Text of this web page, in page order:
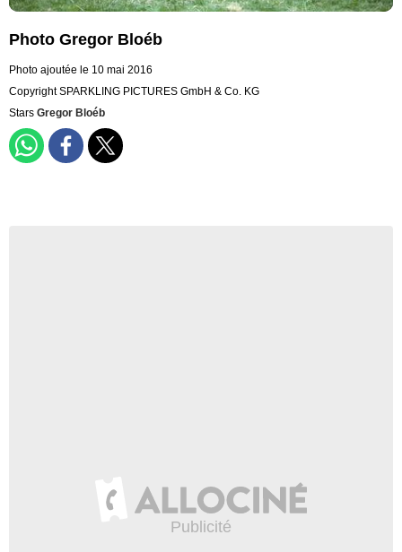
Photo Gregor Bloéb
Photo ajoutée le 10 mai 2016
Copyright SPARKLING PICTURES GmbH & Co. KG
Stars Gregor Bloéb